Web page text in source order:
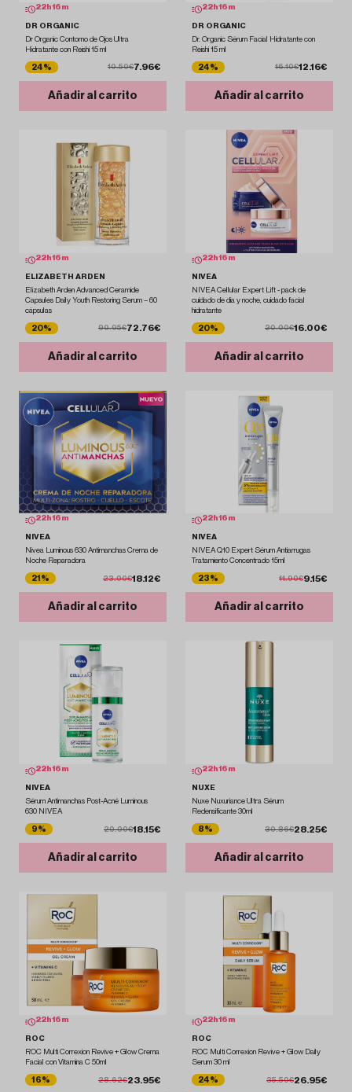
22 h16 m
DR ORGANIC
Dr Organic Contorno de Ojos Ultra
Hidratante con Reishi 15 ml
24% 10.50€7.96€
Añadir al carrito
22 h16 m
DR ORGANIC
Dr. Organic Sérum Facial Hidratante con
Reishi 15 ml
24% 16.10€12.16€
Añadir al carrito
22 h16 m
ELIZABETH ARDEN
Elizabeth Arden Advanced Ceramide
Capsules Daily Youth Restoring Serum – 60
cápsulas
20% 90.95€72.76€
Añadir al carrito
22 h16 m
NIVEA
NIVEA Cellular Expert Lift - pack de
cuidado de día y noche, cuidado facial
hidratante
20% 20.00€16.00€
Añadir al carrito
22 h16 m
NIVEA
Nivea Luminous 630 Antimanchas Crema de
Noche Reparadora
21% 23.00€18.12€
Añadir al carrito
22 h16 m
NIVEA
NIVEA Q10 Expert Sérum Antiarrugas
Tratamiento Concentrado 15ml
23% 11.90€9.15€
Añadir al carrito
22 h16 m
NIVEA
Sérum Antimanchas Post-Acné Luminous
630 NIVEA
9% 20.00€18.15€
Añadir al carrito
22 h16 m
NUXE
Nuxe Nuxuriance Ultra Sérum
Redensificante 30ml
8% 30.86€28.25€
Añadir al carrito
22 h16 m
ROC
ROC Multi Correxion Revive + Glow Crema
Facial con Vitamina C 50ml
16% 28.62€23.95€
22 h16 m
ROC
ROC Multi Correxion Revive + Glow Daily
Serum 30 ml
24% 35.50€26.95€